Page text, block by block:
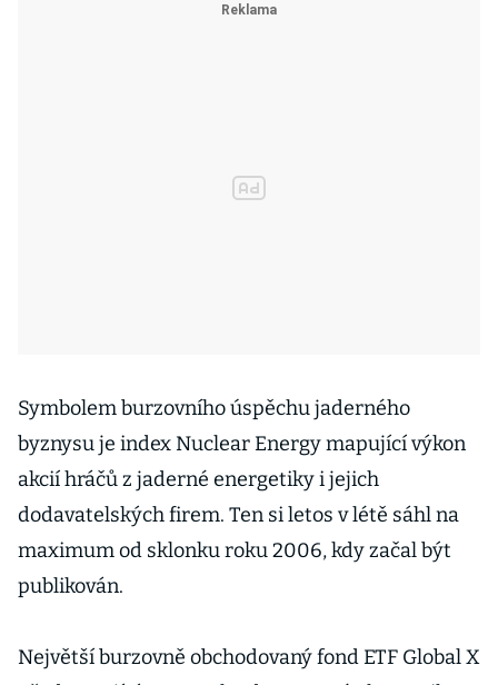
Symbolem burzovního úspěchu jaderného
byznysu je index Nuclear Energy mapující výkon
akcií hráčů z jaderné energetiky i jejich
dodavatelských firem. Ten si letos v létě sáhl na
maximum od sklonku roku 2006, kdy začal být
publikován.
Největší burzovně obchodovaný fond ETF Global X